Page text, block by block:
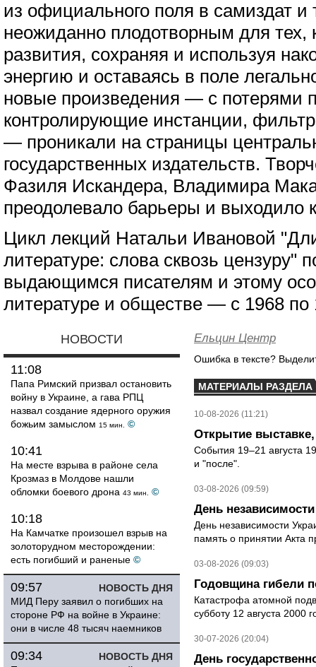
из официального поля в самиздат и
неожиданно плодотворным для тех,
развития, сохраняя и используя
энергию и оставаясь в поле
новые произведения — с потерями
контролирующие инстанции,
— проникали на страницы
государственных издательств.
Фазиля Искандера, Владимира
преодолевало барьеры и выходило
Цикл лекций Натальи Ивановой
литературе: слова сквозь цензуру"
выдающимся писателям и этому
литературе и обществе — c 1968 по
НОВОСТИ
11:08
Папа Римский призвал остановить
войну в Украине, а гава РПЦ
назвал создание ядерного оружия
божьим замыслом 15 мин. ©
10:41
На месте взрыва в районе села
Крозмаз в Молдове нашли
обломки боевого дрона 43 мин. ©
10:18
На Камчатке произошел взрыв на
золоторудном месторождении:
есть погибший и раненые ©
НОВОСТЬ ДНЯ
09:57
МИД Перу заявил о погибших на
стороне РФ на войне в Украине:
они в числе 48 тысяч наемников
НОВОСТЬ ДНЯ
09:34
Ельцин Центр
Ошибка в тексте?
МАТЕРИАЛЫ РАЗДЕЛА
10-08-2026 (11:21)
Открытие
События 19–21 августа
и "после".
03-08-2026 (09:59)
День
День независимости
память о принятии Акта
03-08-2026 (09:03)
Годовщина гибели
Катастрофа атомной
субботу 12 августа 2000
30-07-2026 (20:04)
День